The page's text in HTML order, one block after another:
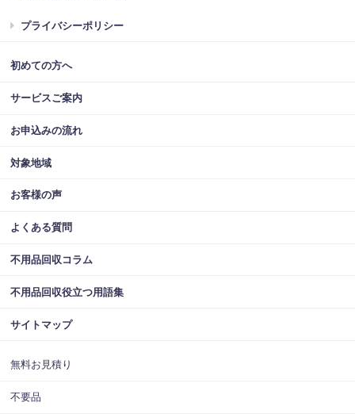
プライバシーポリシー
初めての方へ
サービスご案内
お申込みの流れ
対象地域
お客様の声
よくある質問
不用品回収コラム
不用品回収役立つ用語集
サイトマップ
無料お見積り
不要品